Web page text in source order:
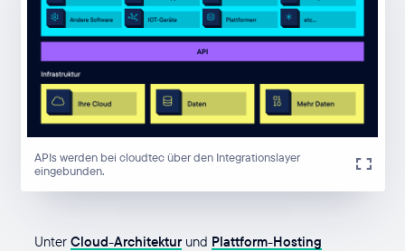
APIs werden bei cloudtec über den Integrationslayer
eingebunden.
Unter Cloud-Architekturund Plattform-Hosting